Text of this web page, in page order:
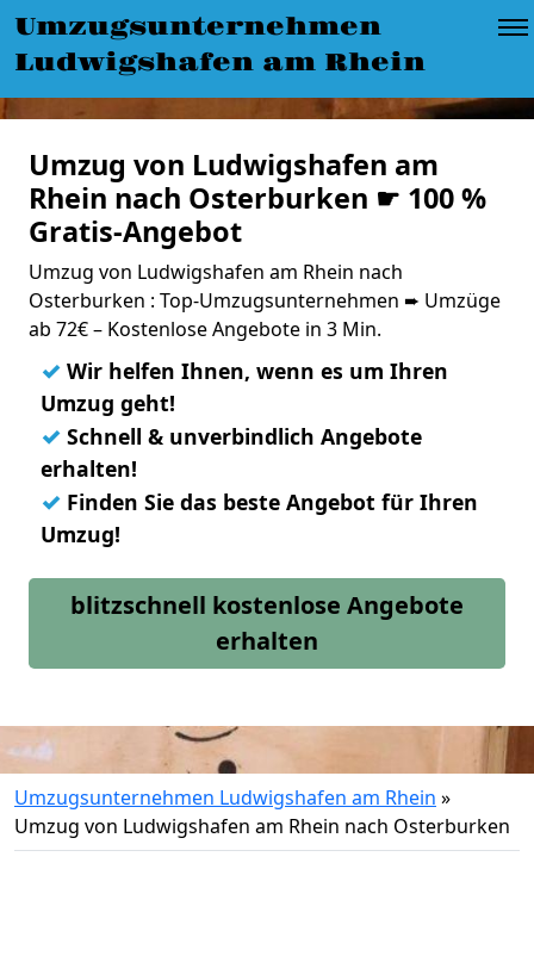
Umzugsunternehmen
Ludwigshafen am Rhein
Umzug von Ludwigshafen am
Rhein nach Osterburken ☛ 100 %
Gratis-Angebot
Umzug von Ludwigshafen am Rhein nach
Osterburken : Top-Umzugsunternehmen ➨ Umzüge
ab 72€ – Kostenlose Angebote in 3 Min.
✓ Wir helfen Ihnen, wenn es um Ihren
Umzug geht!
✓ Schnell & unverbindlich Angebote
erhalten!
✓ Finden Sie das beste Angebot für Ihren
Umzug!
blitzschnell kostenlose Angebote
erhalten
Umzugsunternehmen Ludwigshafen am Rhein »
Umzug von Ludwigshafen am Rhein nach Osterburken